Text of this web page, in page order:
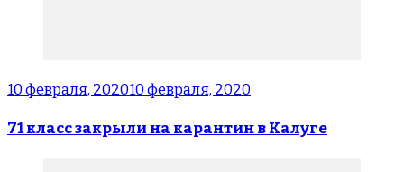
10 февраля, 202010 февраля, 2020
71 класс закрыли на карантин в Калуге